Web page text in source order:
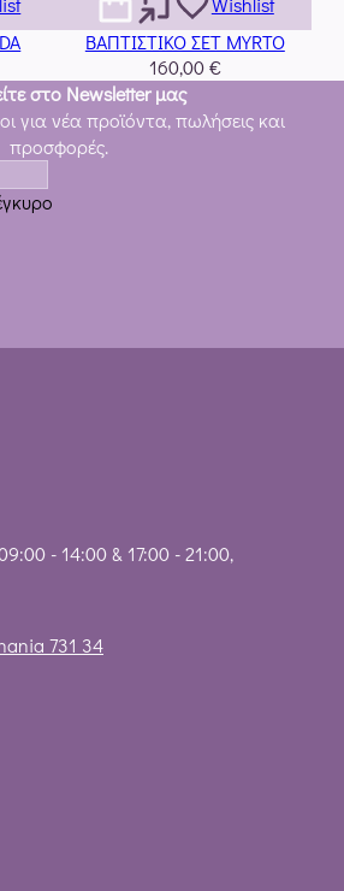
Αυτό
προϊόν
έχει
πολλαπλές
σελίδα
ΒΑΠΤΙΣΤΙΚΟ ΣΕΤ MYRTO
160,00€
στο Newsletter μας
για νέα προϊόντα, πωλήσεις και
προσφορές.
- 14:00 & 17:00 - 21:00,
731 34